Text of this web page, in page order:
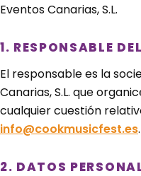
Eventos Canarias, S.L.
1. RESPONSABLE
El responsable es la
Canarias, S.L. que
cualquier cuestión
info@cookmusicfest.es.
2. DATOS